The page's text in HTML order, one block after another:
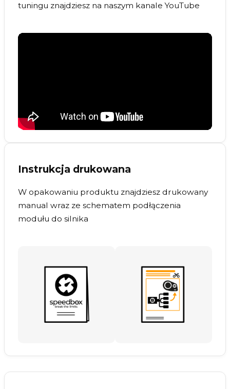
tuningu znajdziesz na naszym kanale YouTube
Instrukcja drukowana
W opakowaniu produktu znajdziesz drukowany
manual wraz ze schematem podłączenia
modułu do silnika